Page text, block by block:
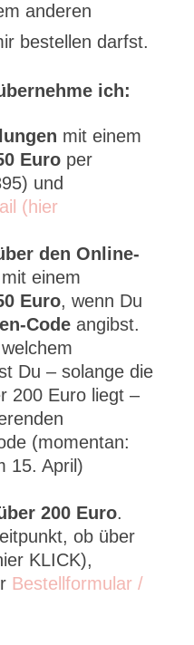
anderen
bestellen darfst.
ich:
mit einem
Euro per
und
(hier
den Online-
einem
Euro, wenn Du
Codeangibst.
Du – solange die
200 Euro liegt –
(momentan:
15. April)
200 Euro.
ob über
KLICK),
Bestellformular /